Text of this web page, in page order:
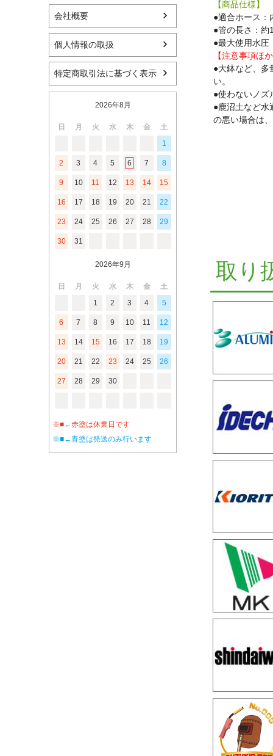
会社概要
個人情報の取扱
特定商取引法に基づく表示
2026年8月
日 月 火 水 木 金
土
1
2 3 4 5 6 7 8
9 10 11 12 13 14 15
16 17 18 19 20 21 22
23 24 25 26 27 28 29
30 31
2026年9月
日 月 火 水 木 金
土
1
2 3 4 5
6 7 8 9 10 11 12
13 14 15 16 17 18 19
20 21 22 23 24 25 26
27 28 29 30
※■←赤塗は休業日です
※■←青塗は発送のみ行います
【商品仕様】
●適合ホース：
●管の長さ：約
●最大使用水圧
【注意事項ほ
●大鉢など、多
い。
●使わないノズ
●鹿沼土など水
の悪い場合は
取り